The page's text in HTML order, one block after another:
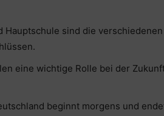
Hauptschule sind die
eine wichtige Rolle bei der
beginnt morgens und